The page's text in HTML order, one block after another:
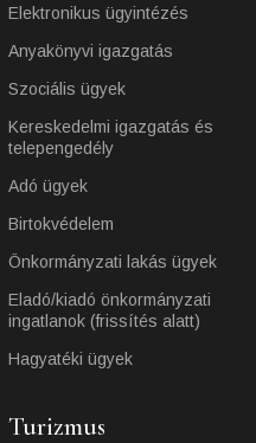
Elektronikus ügyintézés
Anyakönyvi igazgatás
Szociális ügyek
Kereskedelmi igazgatás és
telepengedély
Adó ügyek
Birtokvédelem
Önkormányzati lakás ügyek
Eladó/kiadó önkormányzati
ingatlanok (frissítés alatt)
Hagyatéki ügyek
Turizmus